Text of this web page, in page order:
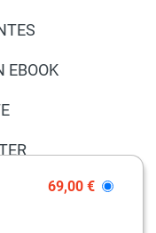
69,00 €
EBOOK